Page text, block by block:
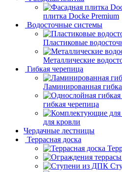
плитка Docke Premium
Водосточные системы
Пластиковые
Металлические
Гибкая черепица
Ламинированная
гибкая черепица
для кровли
Чердачные лестницы
Террасная доска